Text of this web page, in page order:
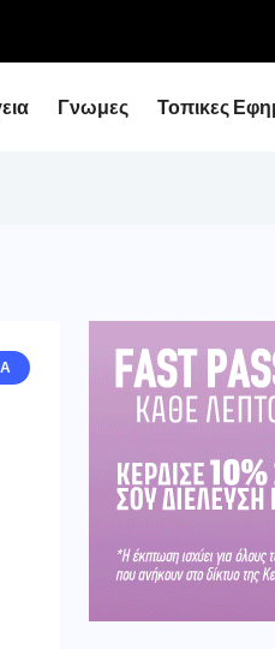
του Περιφερειάρχη με τον
Γνωμες Τοπικες